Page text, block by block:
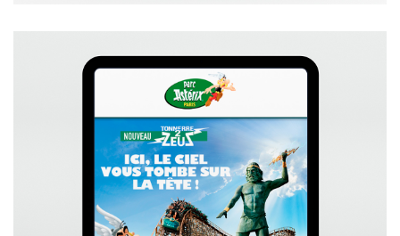
VOIR L'EMAILING